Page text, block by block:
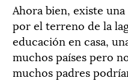
Ahora bien, existe
por el terreno de la
educación en casa,
muchos países pero
muchos padres